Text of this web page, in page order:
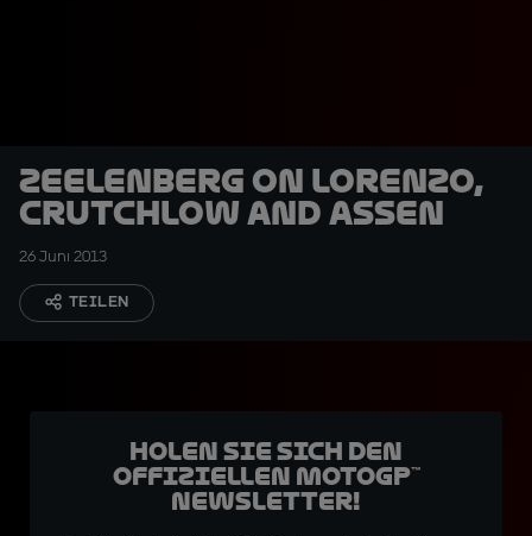
Zeelenberg on Lorenzo,
Crutchlow and Assen
26 Juni 2013
TEILEN
Holen Sie sich den
offiziellen MotoGP™
Newsletter!